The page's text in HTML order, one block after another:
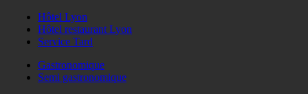
Hôtel Lyon
Hôtel restaurant Lyon
Service Tard
Gastronomique
Semi gastronomique